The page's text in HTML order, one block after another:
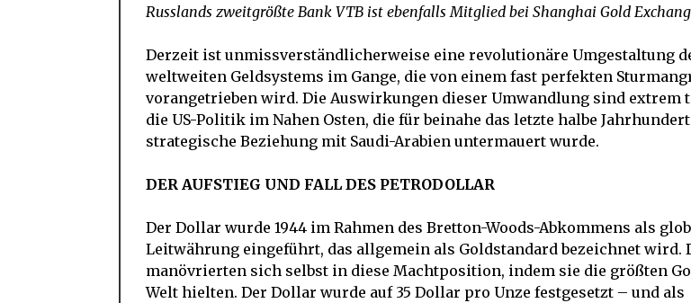
Russlands zweitgrößte Bank VTB ist ebenfalls Mitglied bei Shanghai Gold
Derzeit ist unmissverständlicherweise eine revolutionäre Umgestaltung
weltweiten Geldsystems im Gange, die von einem fast perfekten
vorangetrieben wird. Die Auswirkungen dieser Umwandlung sind extrem
die US-Politik im Nahen Osten, die für beinahe das letzte halbe
strategische Beziehung mit Saudi-Arabien untermauert wurde.
DER AUFSTIEG UND FALL DES PETRODOLLAR
Der Dollar wurde 1944 im Rahmen des Bretton-Woods-Abkommens als
Leitwährung eingeführt, das allgemein als Goldstandard bezeichnet wird.
manövrierten sich selbst in diese Machtposition, indem sie die größten
Welt hielten. Der Dollar wurde auf 35 Dollar pro Unze festgesetzt – und als